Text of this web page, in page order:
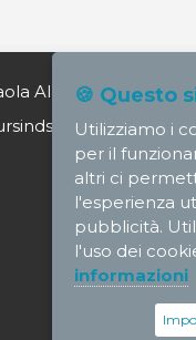
Alagia🍪 Questo
Utilizziamo i
per il
altri ci
l'esperienza
pubblicità.
l'uso dei
informazioni